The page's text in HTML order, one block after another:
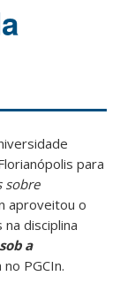
para
sobre
aproveitou o
disciplina
a
PGCIn.